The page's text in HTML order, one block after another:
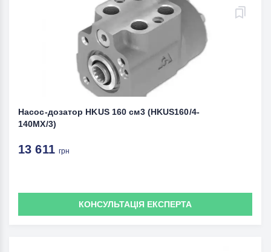
Насос-дозатор HKUS 160 см3 (HKUS160/4-
140MX/3)
13 611грн
КОНСУЛЬТАЦІЯ ЕКСПЕРТА